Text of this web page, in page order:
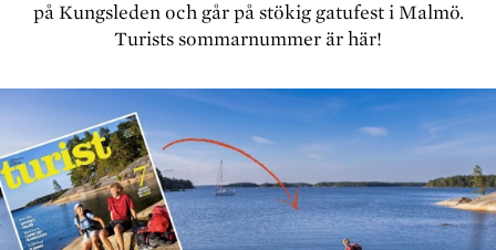
på Kungsleden och går på stökig gatufest i Malmö.
Turists sommarnummer är här!